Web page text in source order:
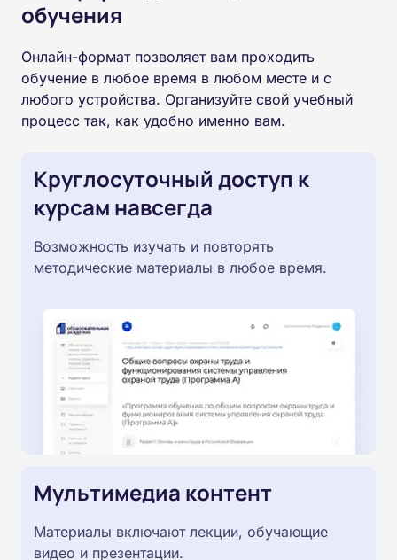
обучения
Онлайн-формат позволяет вам проходить
обучение в любое время в любом месте и с
любого устройства. Организуйте свой учебный
процесс так, как удобно именно вам.
Круглосуточный доступ к
курсам навсегда
Возможность изучать и повторять
методические материалы в любое время.
Мультимедиа контент
Материалы включают лекции, обучающие
видео и презентации.